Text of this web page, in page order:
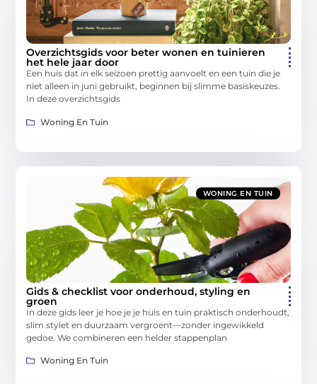
Overzichtsgids voor beter wonen en tuinieren
het hele jaar door
Een huis dat in elk seizoen prettig aanvoelt en een tuin die je
niet alleen in juni gebruikt, beginnen bij slimme basiskeuzes.
In deze overzichtsgids
Woning En Tuin
WONING EN TUIN
Gids & checklist voor onderhoud, styling en
groen
In deze gids leer je hoe je je huis en tuin praktisch onderhoudt,
slim stylet en duurzaam vergroent—zonder ingewikkeld
gedoe. We combineren een helder stappenplan
Woning En Tuin